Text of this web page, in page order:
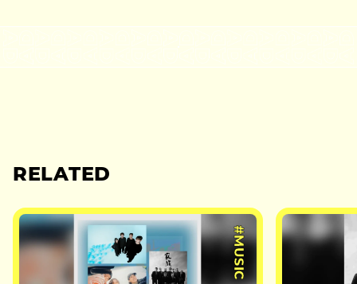
RELATED
#MUSIC